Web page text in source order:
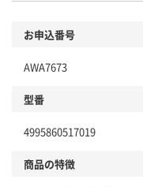
お申込番号
AWA7673
型番
4995860517019
商品の特徴